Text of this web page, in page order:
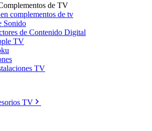
de TV
complementos de tv
Sonido
de Contenido Digital
TV
TV
TV